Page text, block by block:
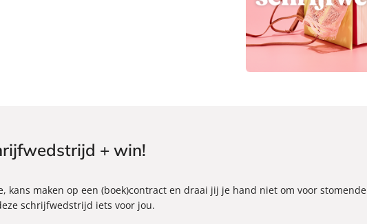
+ win!
kans maken op een (boek)contract en draai jij je hand niet om voor stomende
schrijfwedstrijd iets voor jou.